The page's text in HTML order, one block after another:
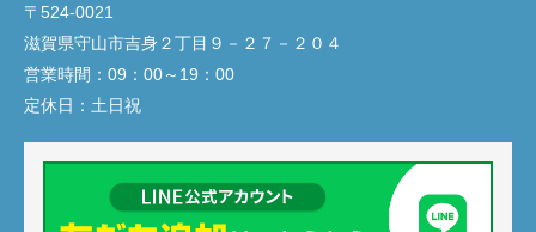
〒524-0021
滋賀県守山市吉身２丁目９－２７－２０４
営業時間： 09：00～19：00
定休日： 土日祝